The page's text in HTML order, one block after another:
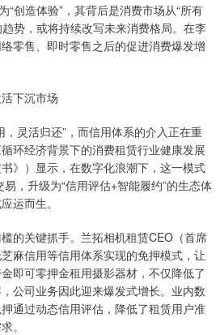
创造体验”，其背后是消费市场从“所有
趋势，或将持续改写未来消费格局。在李
零售、即时零售之后的促进消费爆发增
下沉市场
灵活归还”，而信用体系的介入正在重
环经济背景下的消费租赁行业健康发展
》）显示，在数字化浪潮下，这一模式
易，升级为“信用评估+智能履约”的生态体
运而生。
关键抓手。兰拓相机租赁CEO（首席
麻信用等信用体系实现的免押模式，让
即可零押金租用摄影器材，不仅降低了
公司业务因此迎来爆发式增长。业内数
通过动态信用评估，降低了租赁用户准
。